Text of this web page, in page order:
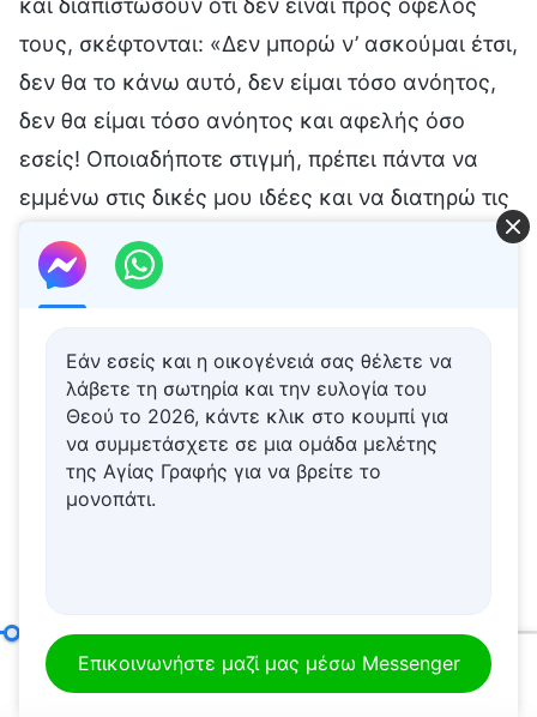
Εάν εσείς και η οικογένειά σας θέλετε να
λάβετε τη σωτηρία και την ευλογία του
Θεού το 2026, κάντε κλικ στο κουμπί για
να συμμετάσχετε σε μια ομάδα μελέτης
της Αγίας Γραφής για να βρείτε το
μονοπάτι.
Επικοινωνήστε μαζί μας μέσω Messenger